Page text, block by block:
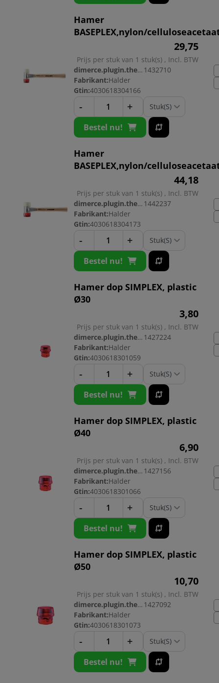
Hamer
BASEPLEX,nylon/
29,75
Prijs per stuk van 1 stuk(s) , Incl. BTW
dimerce.plugin.theme.productnr: 1432710
Fabrikant:Halder
Gtin:4030618304166
- +
Bestel nu!
Hamer
BASEPLEX,nylon/
44,18
Prijs per stuk van 1 stuk(s) , Incl. BTW
dimerce.plugin.theme.productnr: 1442237
Fabrikant:Halder
Gtin:4030618304173
- +
Bestel nu!
Hamer dop SIMPLEX, plastic
Ø30
3,80
Prijs per stuk van 1 stuk(s) , Incl. BTW
dimerce.plugin.theme.productnr: 1427224
Fabrikant:Halder
Gtin:4030618301059
- +
Bestel nu!
Hamer dop SIMPLEX, plastic
Ø40
6,90
Prijs per stuk van 1 stuk(s) , Incl. BTW
dimerce.plugin.theme.productnr: 1427156
Fabrikant:Halder
Gtin:4030618301066
- +
Bestel nu!
Hamer dop SIMPLEX, plastic
Ø50
10,70
Prijs per stuk van 1 stuk(s) , Incl. BTW
dimerce.plugin.theme.productnr: 1427092
Fabrikant:Halder
Gtin:4030618301073
- +
Bestel nu!